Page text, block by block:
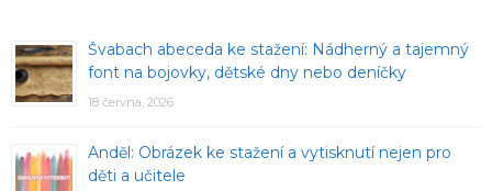
Švabach abeceda ke stažení: Nádherný a tajemný
font na bojovky, dětské dny nebo deníčky
18 června, 2026
Anděl: Obrázek ke stažení a vytisknutí nejen pro
děti a učitele